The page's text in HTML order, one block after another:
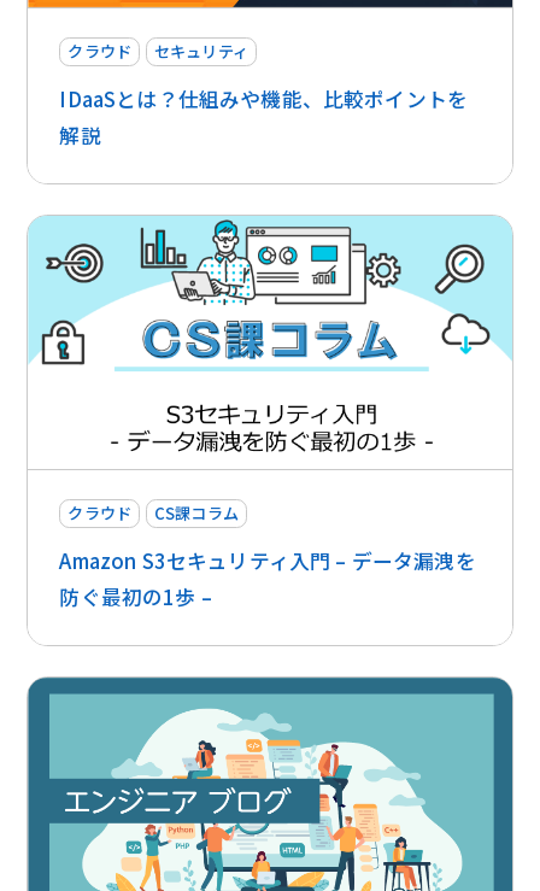
クラウド セキュリティ
IDaaSとは？仕組みや機能、比較ポイントを
解説
クラウド CS課コラム
Amazon S3セキュリティ入門 – データ漏洩を
防ぐ最初の1歩 –